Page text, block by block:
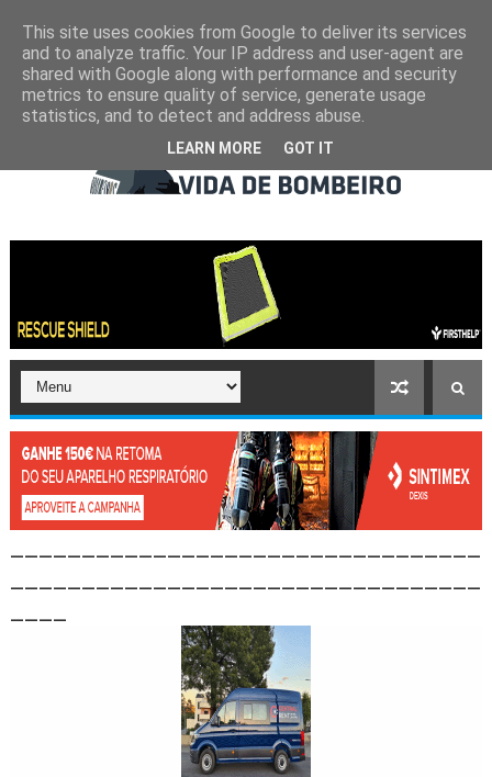
This site uses cookies from Google to deliver its services
and to analyze traffic. Your IP address and user-agent are
shared with Google along with performance and security
metrics to ensure quality of service, generate usage
statistics, and to detect and address abuse.
LEARN MORE GOT IT